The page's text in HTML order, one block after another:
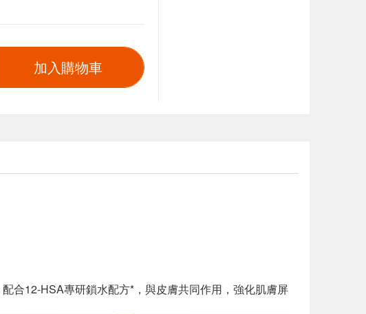
加入購物車
合12-HSA專研鎖水配方*，與皮膚共同作用，強化肌膚屏